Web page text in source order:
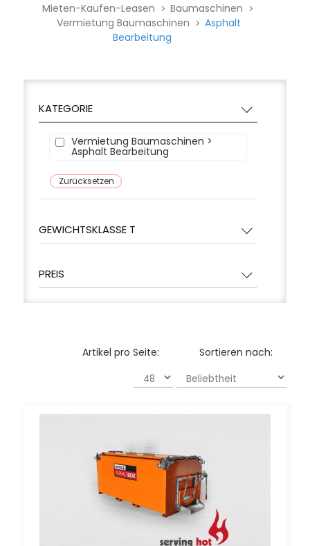
Mieten-Kaufen-Leasen
Baumaschinen
Vermietung Baumaschinen
Asphalt
Bearbeitung
KATEGORIE
Vermietung Baumaschinen >
Asphalt Bearbeitung
Zurücksetzen
GEWICHTSKLASSE T
PREIS
Sortieren nach:
Artikel pro Seite: